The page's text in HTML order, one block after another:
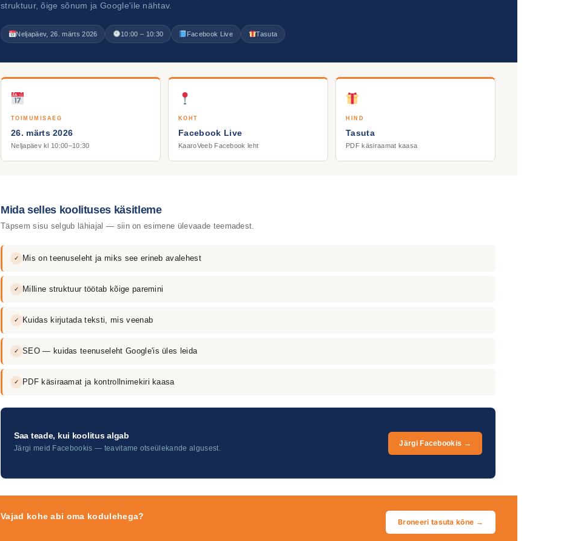
struktuur, õige sõnum ja Google'ile nähtav.
Neljapäev, 26. märts 2026 10:00 – 10:30 Facebook Live Tasuta
TOIMUMISAEG
26. märts 2026
Neljapäev kl 10:00–10:30
KOHT
Facebook Live
KaaroVeeb Facebook leht
HIND
Tasuta
PDF käsiraamat kaasa
Mida selles koolituses käsitleme
Täpsem sisu selgub lähiajal — siin on esimene ülevaade teemadest.
✓ Mis on teenuseleht ja miks see erineb avalehest
✓ Milline struktuur töötab kõige paremini
✓ Kuidas kirjutada teksti, mis veenab
✓ SEO — kuidas teenuseleht Google'is üles leida
✓ PDF käsiraamat ja kontrollnimekiri kaasa
Saa teade, kui koolitus algab
Järgi meid Facebookis — teavitame otseülekande algusest.
Järgi Facebookis →
Vajad kohe abi oma kodulehega?
Broneeri tasuta kõne →